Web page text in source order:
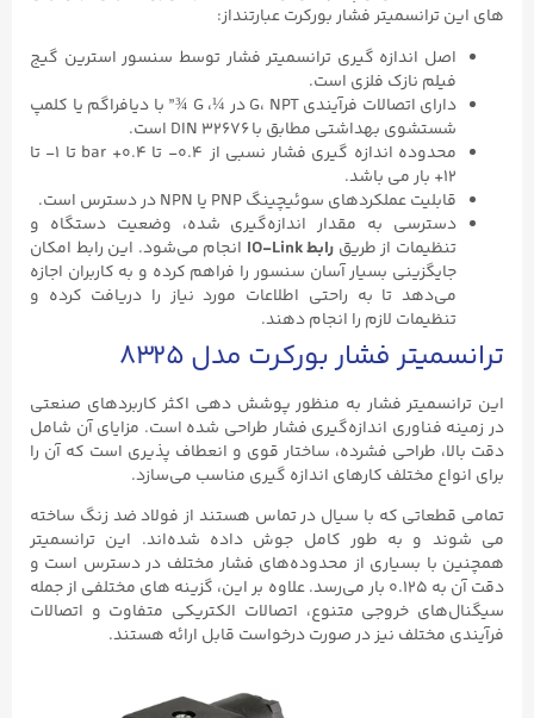
های این ترانسمیتر فشار بورکرت عبارتنداز:
اصل اندازه گیری ترانسمیتر فشار توسط سنسور استرین گیج
فیلم نازک فلزی است.
دارای اتصالات فرآیندی G، NPT در ¼، G ¾” با دیافراگم یا کلمپ
شستشوی بهداشتی مطابق با DIN ۳۲۶۷۶ است.
محدوده اندازه گیری فشار نسبی از ۰.۴- تا ۰.۴+ bar تا ۱- تا
۱۲+ بار می باشد.
قابلیت عملکردهای سوئیچینگ PNP یا NPN در دسترس است.
دسترسی به مقدار اندازه‌گیری شده، وضعیت دستگاه و
تنظیمات از طریق رابط IO-Link
انجام می‌شود. این رابط امکان
جایگزینی بسیار آسان سنسور را فراهم کرده و به کاربران اجازه
می‌دهد تا به‌ راحتی اطلاعات مورد نیاز را دریافت کرده و
تنظیمات لازم را انجام دهند.
ترانسمیتر فشار بورکرت مدل ۸۳۲۵
این ترانسمیتر فشار به‌ منظور پوشش‌ دهی اکثر کاربردهای صنعتی
در زمینه فناوری اندازه‌گیری فشار طراحی شده است. مزایای آن شامل
دقت بالا، طراحی فشرده، ساختار قوی و انعطاف‌ پذیری است که آن را
برای انواع مختلف کارهای اندازه‌ گیری مناسب می‌سازد.
تمامی قطعاتی که با سیال در تماس هستند از فولاد ضد زنگ ساخته
می شوند و به‌ طور کامل جوش داده شده‌اند. این ترانسمیتر
همچنین با بسیاری از محدوده‌های فشار مختلف در دسترس است و
دقت آن به ۰.۱۲۵ بار می‌رسد. علاوه بر این، گزینه‌ های مختلفی از جمله
سیگنال‌های خروجی متنوع، اتصالات الکتریکی متفاوت و اتصالات
فرآیندی مختلف نیز در صورت درخواست قابل ارائه هستند.